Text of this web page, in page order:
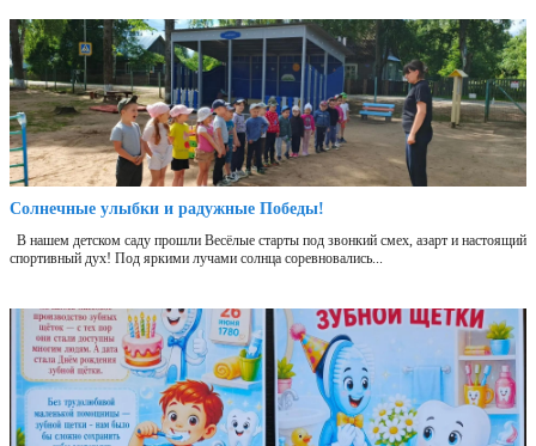
Солнечные улыбки и радужные Победы!
В нашем детском саду прошли Весёлые старты под звонкий смех, азарт и настоящий
спортивный дух! Под яркими лучами солнца соревновались...